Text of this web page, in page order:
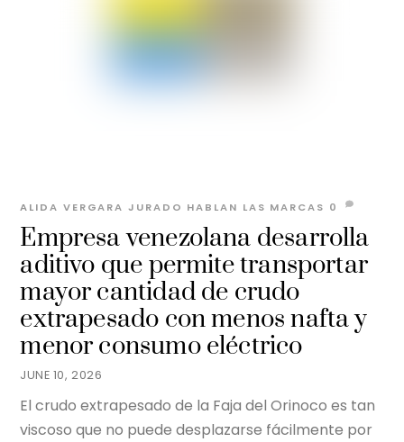
JUNE 10, 2026
Empresa venezolana desarrolla
aditivo que permite transportar
mayor cantidad de crudo
extrapesado con menos nafta y
menor consumo eléctrico
ALIDA VERGARA JURADO HABLAN LAS MARCAS 0
El crudo extrapesado de la Faja del Orinoco es tan
viscoso que no puede desplazarse fácilmente por